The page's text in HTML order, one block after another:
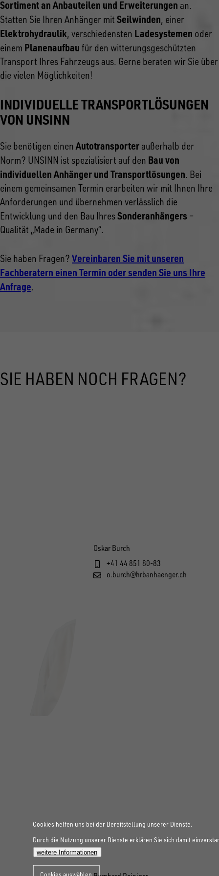
Sortiment an Anbauteilen und Erweiterungen an.
Statten Sie Ihren Anhänger mit Seilwinden, einer
Elektrohydraulik, verschiedensten Ladesystemen oder
einem Planenaufbau für den witterungsgeschützten
Transport Ihres Fahrzeugs aus. Gerne beraten wir Sie über
die vielen Möglichkeiten!
INDIVIDUELLE TRANSPORTLÖSUNGEN
VON UNSINN
Sie benötigen einenAutotransporter außerhalb der
Norm? UNSINN ist spezialisiert auf den Bau von
individuellen Anhänger und Transportlösungen. Bei
einem gemeinsamen Termin erarbeiten wir mit Ihnen Ihre
Anforderungen und übernehmen verlässlich die
Entwicklung und den Bau IhresSonderanhängers –
Qualität „Made in Germany“.
Sie haben Fragen? Vereinbaren Sie mit unseren
Fachberatern einen Termin oder senden Sie uns Ihre
Anfrage.
SIE HABEN NOCH FRAGEN?
Oskar Burch
+41 44 851 80-83
o.burch@hrbanhaenger.ch
Cookies helfen uns bei der Bereitstellung unserer Dienste.
Durch die Nutzung unserer Dienste erklären Sie sich damit
weitere Informationen
Cookies auswählen